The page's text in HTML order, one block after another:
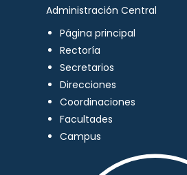
Administración Central
Página principal
Rectoría
Secretarios
Direcciones
Coordinaciones
Facultades
Campus